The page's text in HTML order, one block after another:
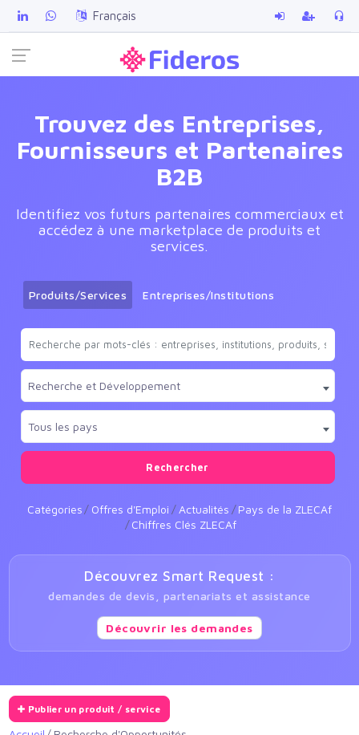
Français
Trouvez des Entreprises,
Fournisseurs et Partenaires
B2B
Identifiez vos futurs partenaires commerciaux et
accédez à une marketplace de produits et
services.
Produits/Services Entreprises/Institutions
Recherche et Développement
Tous les pays
Rechercher
Catégories Offres d'Emploi Actualités
Pays de la ZLECAf
Chiffres Clés ZLECAf
Découvrez Smart Request :
demandes de devis, partenariats et assistance
Découvrir les demandes
Publier un produit / service